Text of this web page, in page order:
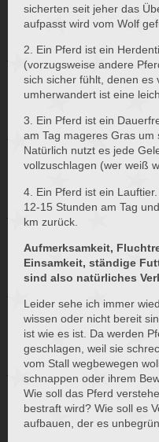
sicherten seit jeher das
aufpasst wird vom Wolf
2. Ein Pferd ist ein
(vorzugsweise andere
sich sicher fühlt, denen es
umherwandert ist eine
3. Ein Pferd ist ein
am Tag mageres Gras
Natürlich nutzt es jede
vollzuschlagen (wer weiß
4. Ein Pferd ist ein
12-15 Stunden am Tag
km zurück.
Aufmerksamkeit,
Einsamkeit, ständige
sind also natürliches
Leider sehe ich immer
wissen oder nicht bereit
ist wie es ist. Da werden
geschlagen, weil sie
vom Stall wegbewegen
schnappen oder ihrem
Wie soll das Pferd
bestraft wird? Wie soll es
aufbauen, der es